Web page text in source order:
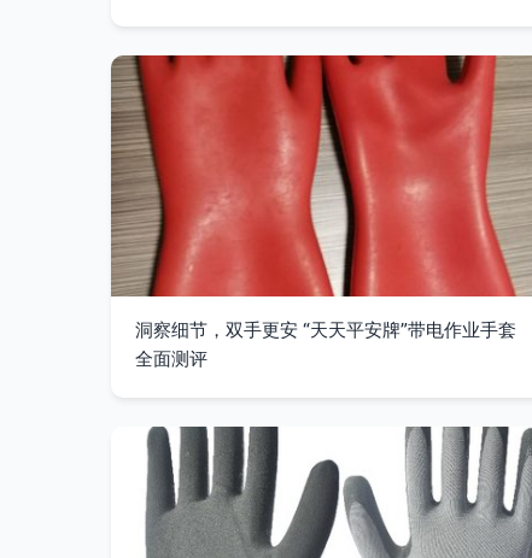
洞察细节，双手更安 “天天平安牌”带电作业手套
全面测评